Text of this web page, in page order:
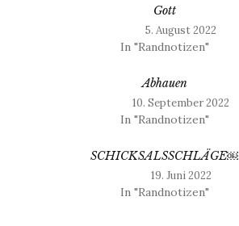
Gott
5. August 2022
In "Randnotizen"
Abhauen
10. September 2022
In "Randnotizen"
SCHICKSALSSCHLÄGE￼
19. Juni 2022
In "Randnotizen"